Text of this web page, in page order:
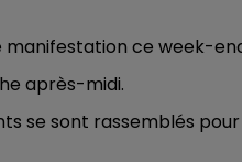
ce week-
après-midi.
se sont rassemblés